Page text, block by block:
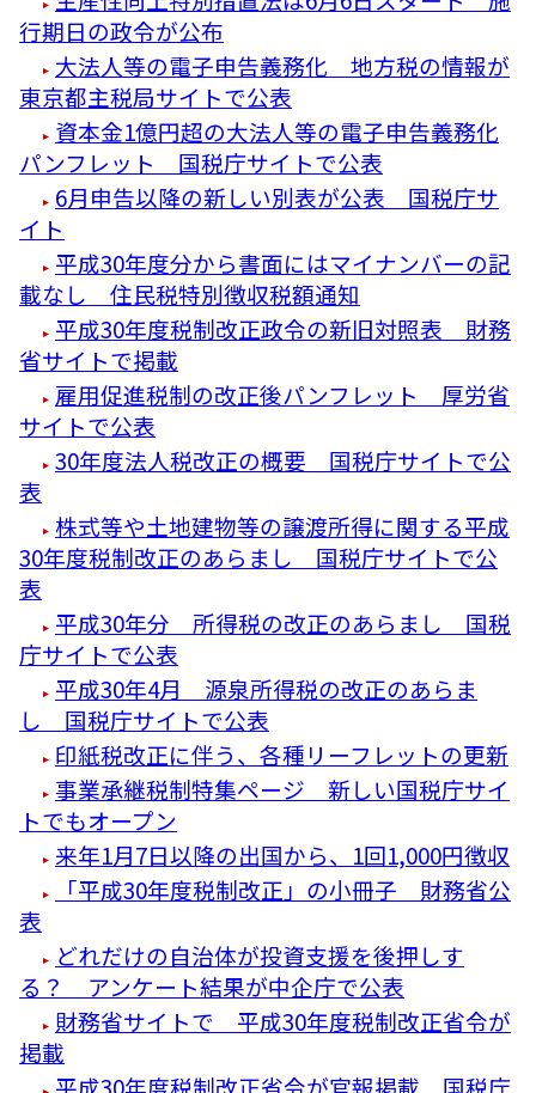
行期日の政令が公布
大法人等の電子申告義務化 地方税の情報が
東京都主税局サイトで公表
資本金1億円超の大法人等の電子申告義務化
パンフレット 国税庁サイトで公表
6月申告以降の新しい別表が公表 国税庁サ
イト
平成30年度分から書面にはマイナンバーの記
載なし 住民税特別徴収税額通知
平成30年度税制改正政令の新旧対照表 財務
省サイトで掲載
雇用促進税制の改正後パンフレット 厚労省
サイトで公表
30年度法人税改正の概要 国税庁サイトで公
表
株式等や土地建物等の譲渡所得に関する平成
30年度税制改正のあらまし 国税庁サイトで公
表
平成30年分 所得税の改正のあらまし 国税
庁サイトで公表
平成30年4月 源泉所得税の改正のあらま
し 国税庁サイトで公表
印紙税改正に伴う、各種リーフレットの更新
事業承継税制特集ページ 新しい国税庁サイ
トでもオープン
来年1月7日以降の出国から、1回1,000円徴収
「平成30年度税制改正」の小冊子 財務省公
表
どれだけの自治体が投資支援を後押しす
る？ アンケート結果が中企庁で公表
財務省サイトで 平成30年度税制改正省令が
掲載